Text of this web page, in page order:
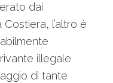
dai
l’altro è
illegale
di tante